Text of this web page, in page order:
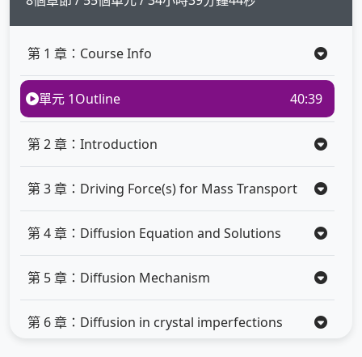
第 1 章：Course Info
單元 1Outline 40:39
第 2 章：Introduction
第 3 章：Driving Force(s) for Mass Transport
第 4 章：Diffusion Equation and Solutions
第 5 章：Diffusion Mechanism
第 6 章：Diffusion in crystal imperfections